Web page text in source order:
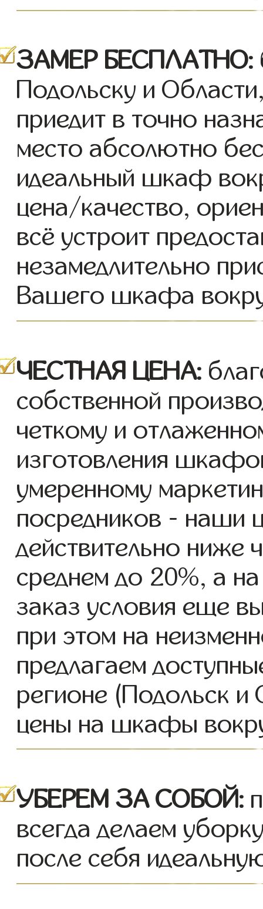
ЗАМЕР БЕСПЛАТНО:
Подольску и
приедит в точно
место абсолютно
идеальный шкаф
цена/качество,
всё устроит
незамедлительно
Вашего шкафа
ЧЕСТНАЯ ЦЕНА:
собственной
четкому и
изготовления
умеренному
посредников - наши
действительно ниже
среднем до 20%, а
заказ условия еще
при этом на
предлагаем
регионе (Подольск
цены на шкафы
УБЕРЕМ ЗА СОБОЙ:
всегда делаем
после себя